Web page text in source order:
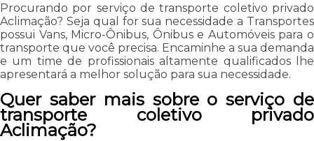
Procurando por serviço de transporte coletivo privado
Aclimação? Seja qual for sua necessidade a Transportes
possui Vans, Micro-Ônibus, Ônibus e Automóveis para o
transporte que você precisa. Encaminhe a sua demanda
e um time de profissionais altamente qualificados lhe
apresentará a melhor solução para sua necessidade.
Quer saber mais sobre o serviço de
transporte coletivo privado
Aclimação?